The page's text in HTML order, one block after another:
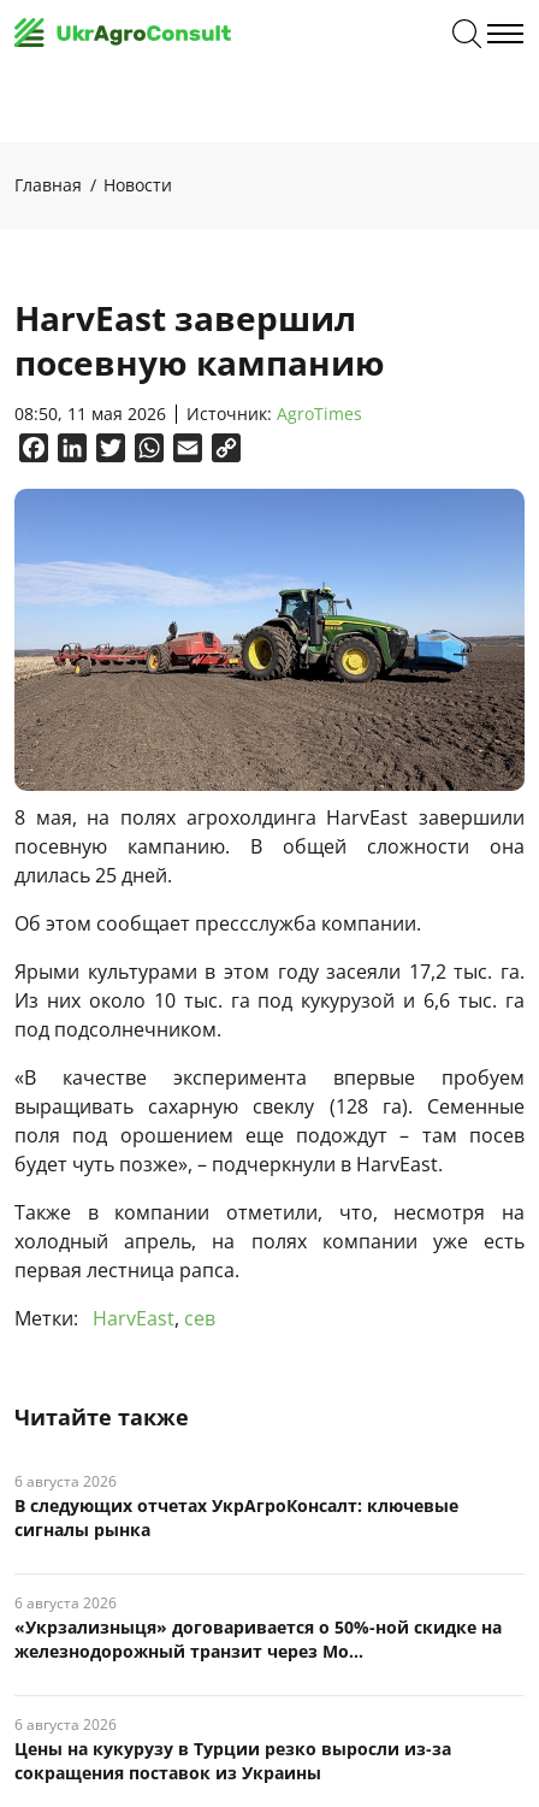
Главная Новости
HarvEast завершил
посевную кампанию
08:50, 11 мая 2026 Источник: AgroTimes
FacebookLinkedInTwitterWhatsApp
Email
8 мая, на полях агрохолдинга HarvEast завершили
посевную кампанию. В общей сложности она
длилась 25 дней.
Об этом сообщает прессслужба компании.
Ярыми культурами в этом году засеяли 17,2 тыс. га.
Из них около 10 тыс. га под кукурузой и 6,6 тыс. га
под подсолнечником.
«В качестве эксперимента впервые пробуем
выращивать сахарную свеклу (128 га). Семенные
поля под орошением еще подождут – там посев
будет чуть позже», – подчеркнули в HarvEast.
Также в компании отметили, что, несмотря на
холодный апрель, на полях компании уже есть
первая лестница рапса.
Метки:
HarvEast, сев
Читайте также
6 августа 2026
В следующих отчетах УкрАгроКонсалт: ключевые
сигналы рынка
6 августа 2026
«Укрзализныця» договаривается о 50%-ной скидке на
железнодорожный транзит через Мо...
6 августа 2026
Цены на кукурузу в Турции резко выросли из-за
сокращения поставок из Украины